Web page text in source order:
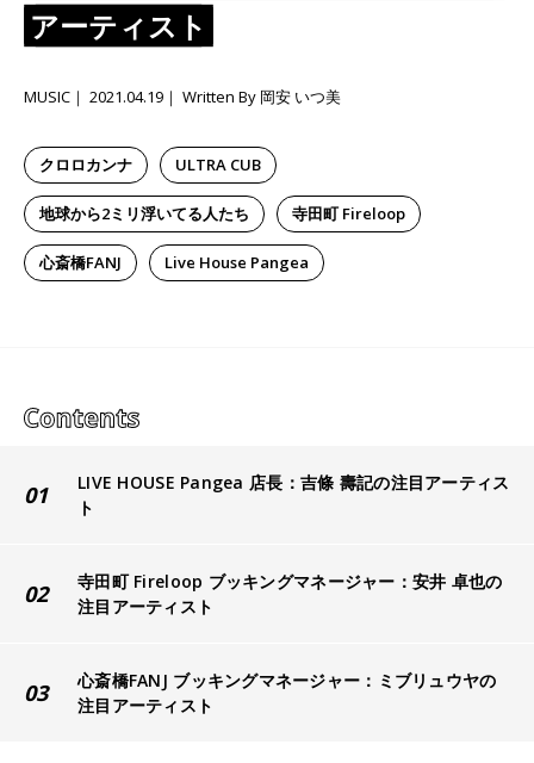
アーティスト
クロロカンナ ULTRA CUB
地球から2ミリ浮いてる人たち 寺田町 Fireloop
心斎橋FANJ Live House Pangea
MUSIC 2021.04.19 Written By 岡安 いつ美
01
LIVE HOUSE Pangea 店長：吉條 壽記の注目アーティス
ト
02
寺田町 Fireloop ブッキングマネージャー：安井 卓也の
注目アーティスト
03
心斎橋FANJ ブッキングマネージャー：ミブリュウヤの
注目アーティスト